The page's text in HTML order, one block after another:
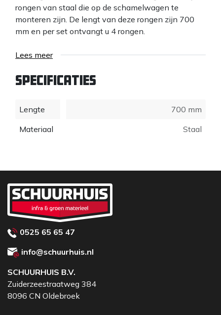
rongen van staal die op de schamelwagen te
monteren zijn. De lengt van deze rongen zijn 700
mm en per set ontvangt u 4 rongen.
Lees meer
Specificaties
Lengte
700 mm
Materiaal
Staal
0525 65 65 47
info@schuurhuis.nl
SCHUURHUIS B.V.
Zuiderzeestraatweg 384
8096 CN Oldebroek